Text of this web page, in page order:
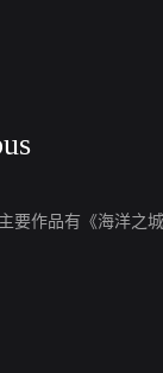
要作品有《海洋之